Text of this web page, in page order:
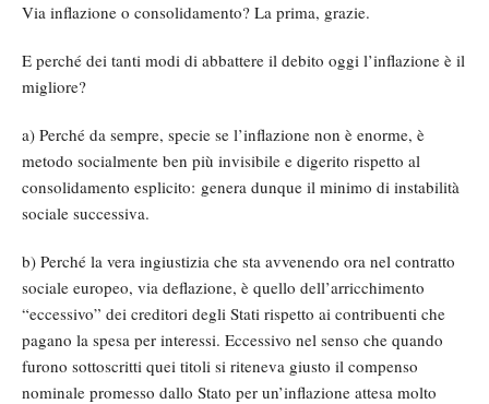
Via inflazione o consolidamento? La prima, grazie.
E perché dei tanti modi di abbattere il debito oggi l’inflazione è il
migliore?
a) Perché da sempre, specie se l’inflazione non è enorme, è
metodo socialmente ben più invisibile e digerito rispetto al
consolidamento esplicito: genera dunque il minimo di instabilità
sociale successiva.
b) Perché la vera ingiustizia che sta avvenendo ora nel contratto
sociale europeo, via deflazione, è quello dell’arricchimento
“eccessivo” dei creditori degli Stati rispetto ai contribuenti che
pagano la spesa per interessi. Eccessivo nel senso che quando
furono sottoscritti quei titoli si riteneva giusto il compenso
nominale promesso dallo Stato per un’inflazione attesa molto